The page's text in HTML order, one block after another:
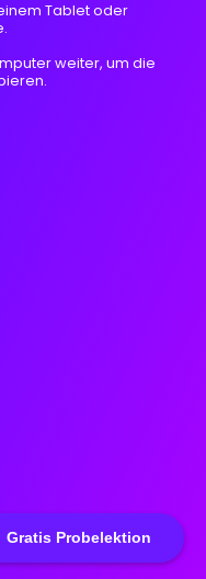
Gratis Probelektion
Tablet oder
weiter, um die